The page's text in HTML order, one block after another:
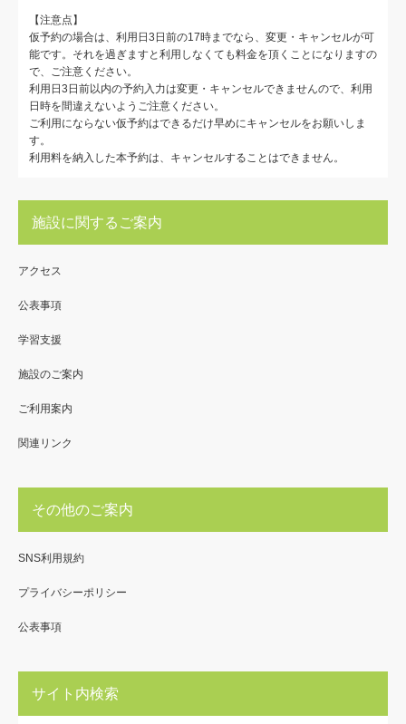
【注意点】
仮予約の場合は、利用日3日前の17時までなら、変更・キャンセルが可
能です。それを過ぎますと利用しなくても料金を頂くことになりますの
で、ご注意ください。
利用日3日前以内の予約入力は変更・キャンセルできませんので、利用
日時を間違えないようご注意ください。
ご利用にならない仮予約はできるだけ早めにキャンセルをお願いしま
す。
利用料を納入した本予約は、キャンセルすることはできません。
施設に関するご案内
アクセス
公表事項
学習支援
施設のご案内
ご利用案内
関連リンク
その他のご案内
SNS利用規約
プライバシーポリシー
公表事項
サイト内検索